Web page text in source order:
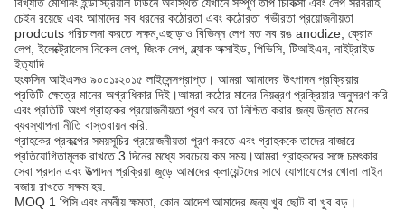
চেইন রয়েছে এবং আমাদের সব ধরনের কঠোরতা এবং কঠোরতা গভীরতা প্রয়োজনীয়তা
prodcuts পরিচালনা করতে সক্ষম,এছাড়াও বিভিন্ন লেপ মত সব রঙ anodize, ক্রোম
লেপ, ইলেক্ট্রোলেস নিকেল লেপ, জিংক লেপ, ব্ল্যাক অক্সাইড, পিভিসি, টিআইএন, নাইট্রাইড
ইত্যাদি
হংকসিন আইএসও ৯০০১ঃ২০১৫ লাইসেন্সপ্রাপ্ত। আমরা আমাদের উৎপাদন প্রক্রিয়ার
প্রতিটি ক্ষেত্রে মানের অগ্রাধিকার দিই।আমরা কঠোর মানের নিয়ন্ত্রণ প্রক্রিয়ার অনুসরণ করি
এবং প্রতিটি অংশ গ্রাহকের প্রয়োজনীয়তা পূরণ করে তা নিশ্চিত করার জন্য উন্নত মানের
ব্যবস্থাপনা নীতি বাস্তবায়ন করি.
গ্রাহকের প্রকল্পের সময়সূচির প্রয়োজনীয়তা পূরণ করতে এবং গ্রাহককে তাদের বাজারে
প্রতিযোগিতামূলক রাখতে 3 দিনের মধ্যে সবচেয়ে কম সময়।আমরা গ্রাহকদের সঙ্গে চমৎকার
সেবা প্রদান এবং উত্পাদন প্রক্রিয়া জুড়ে আমাদের ক্লায়েন্টদের সাথে যোগাযোগের খোলা লাইন
বজায় রাখতে সক্ষম হয়.
MOQ 1 পিসি এবং নমনীয় ক্ষমতা, কোন আদেশ আমাদের জন্য খুব ছোট বা খুব বড়।